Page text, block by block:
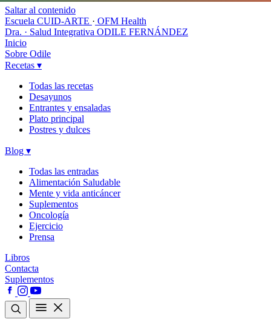
Saltar al contenido
Escuela CUID-ARTE · OFM Health
Dra. · Salud Integrativa ODILE FERNÁNDEZ
Inicio
Sobre Odile
Recetas ▾
Todas las recetas
Desayunos
Entrantes y ensaladas
Plato principal
Postres y dulces
Blog ▾
Todas las entradas
Alimentación Saludable
Mente y vida anticáncer
Suplementos
Oncología
Ejercicio
Prensa
Libros
Contacta
Suplementos